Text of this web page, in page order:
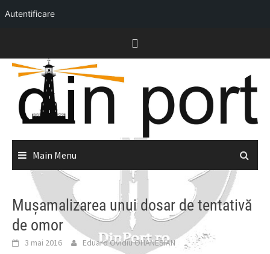
Autentificare
content
Main Menu
Mușamalizarea unui dosar de tentativă
de omor
3 mai 2016 Eduard Ovidiu OHANESIAN